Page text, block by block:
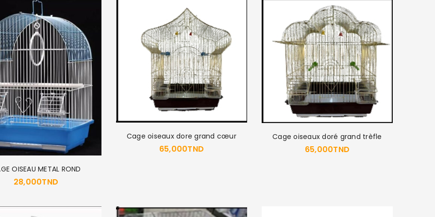
OISEAU METAL ROND
28,000TND
Cage oiseaux dore grand cœur
65,000TND
Cage oiseaux doré grand trèfle
65,000TND